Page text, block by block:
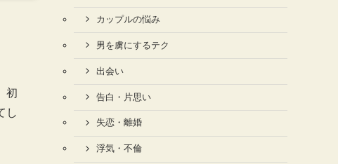
初
し
カップルの悩み
男を虜にするテク
出会い
告白・片思い
失恋・離婚
浮気・不倫